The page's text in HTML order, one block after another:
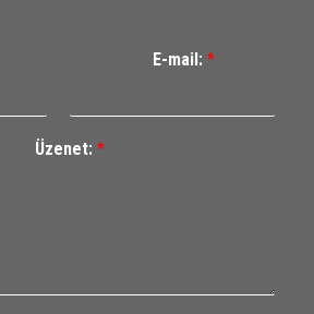
E-mail: *
Üzenet: *